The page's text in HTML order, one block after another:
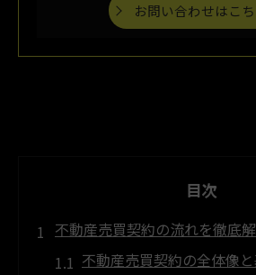
お問い合わせはこ
目次
不動産売買契約の流れを徹底
不動産売買契約の全体像